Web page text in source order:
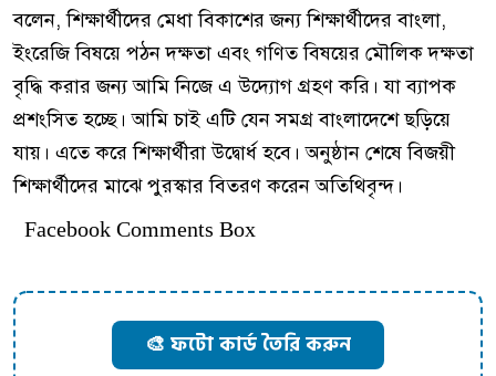
বলেন, শিক্ষার্থীদের মেধা বিকাশের জন্য শিক্ষার্থীদের বাংলা,
ইংরেজি বিষয়ে পঠন দক্ষতা এবং গণিত বিষয়ের মৌলিক দক্ষতা
বৃদ্ধি করার জন্য আমি নিজে এ উদ্যোগ গ্রহণ করি। যা ব্যাপক
প্রশংসিত হচ্ছে। আমি চাই এটি যেন সমগ্র বাংলাদেশে ছড়িয়ে
যায়। এতে করে শিক্ষার্থীরা উদ্বোর্ধ হবে। অনুষ্ঠান শেষে বিজয়ী
শিক্ষার্থীদের মাঝে পুরস্কার বিতরণ করেন অতিথিবৃন্দ।
Facebook Comments Box
🎨 ফটো কার্ড তৈরি করুন